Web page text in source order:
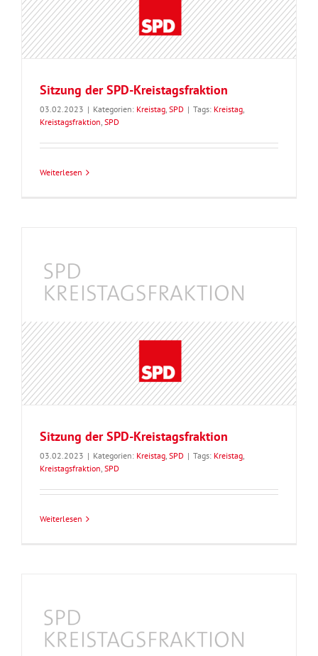
Sitzung der SPD-Kreistagsfraktion
03.02.2023 | Kategorien: Kreistag, SPD | Tags: Kreistag,
Kreistagsfraktion, SPD
Weiterlesen
Sitzung der SPD-Kreistagsfraktion
03.02.2023 | Kategorien: Kreistag, SPD | Tags: Kreistag,
Kreistagsfraktion, SPD
Weiterlesen